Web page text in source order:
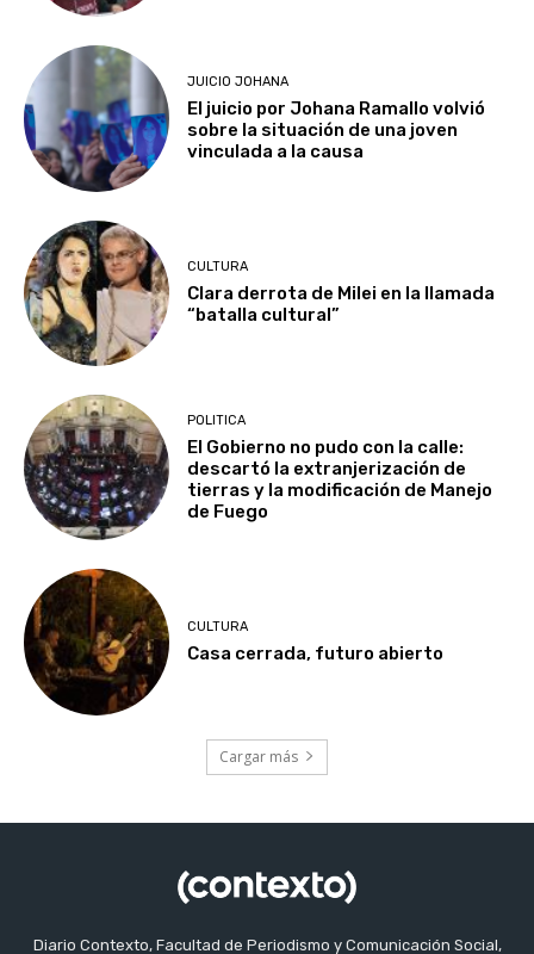
JUICIO JOHANA
El juicio por Johana Ramallo volvió
sobre la situación de una joven
vinculada a la causa
CULTURA
Clara derrota de Milei en la llamada
“batalla cultural”
POLITICA
El Gobierno no pudo con la calle:
descartó la extranjerización de
tierras y la modificación de Manejo
de Fuego
CULTURA
Casa cerrada, futuro abierto
Cargar más
Diario Contexto, Facultad de Periodismo y Comunicación Social,